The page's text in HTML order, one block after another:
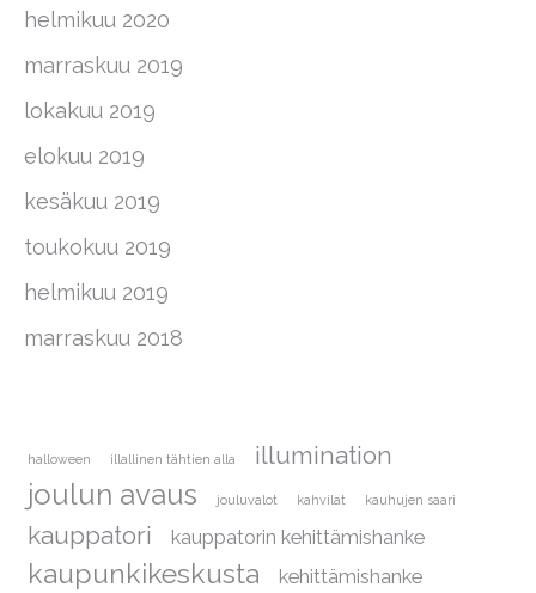
helmikuu 2020
marraskuu 2019
lokakuu 2019
elokuu 2019
kesäkuu 2019
toukokuu 2019
helmikuu 2019
marraskuu 2018
halloween illallinen tähtien alla illumination
joulun avaus jouluvalot kahvilat kauhujen saari
kauppatori kauppatorin kehittämishanke
kaupunkikeskusta kehittämishanke